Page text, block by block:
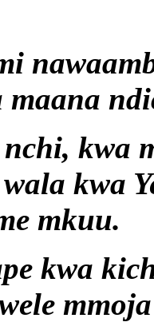
maana
kwa
kwa
mkuu.
kwa